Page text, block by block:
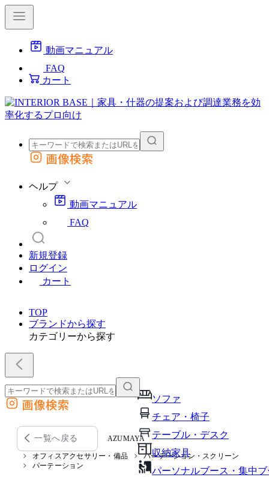
動画マニュアル
FAQ
カート
外部サイトの商品をカートに追加
画像検索
ヘルプ
動画マニュアル
FAQ
新規登録
ログイン
カート
TOP
ブランドから探す
カテゴリーから探す
ソファ
チェア・椅子
テーブル・デスク
収納家具
パーソナルブース・集中
外部サイトの商品をカートに追加
他のサイトで見つけた商品ページのURLを貼り付けて、カートに追加できます
画像検索
一覧へ戻る AZUMAYA
オフィスアクセサリー・備品
パーテーション・スクリーン
パーテーション